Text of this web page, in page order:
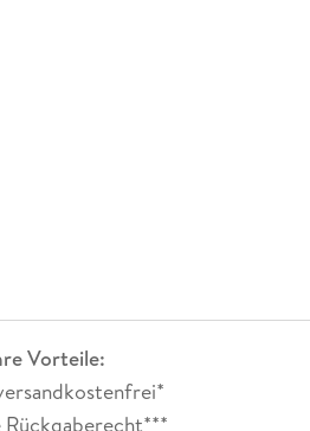
Vorteile:
Rückgaberecht***